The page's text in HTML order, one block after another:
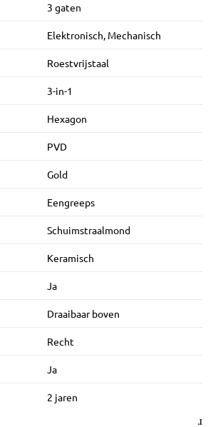
3 gaten
Elektronisch, Mechanisch
Roestvrijstaal
3-in-1
Hexagon
PVD
Gold
Eengreeps
Schuimstraalmond
Keramisch
Ja
Draaibaar boven
Recht
Ja
2 jaren